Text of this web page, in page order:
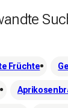
Früchte